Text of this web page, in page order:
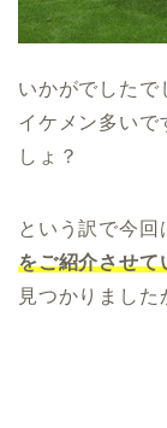
いかがでしたで
イケメン多いで
しょ？
という訳で今回
をご紹介させて
見つかりました